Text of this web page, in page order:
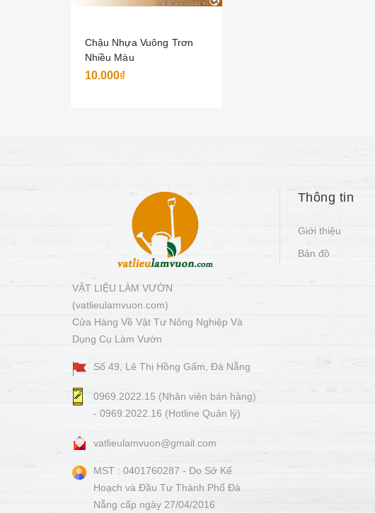
Chậu Nhựa Vuông Trơn
Nhiều Màu
10.000₫
VẬT LIỆU LÀM VƯỜN
(vatlieulamvuon.com)
Cửa Hàng Về Vật Tư Nông Nghiệp Và
Dụng Cụ Làm Vườn
Số 49, Lê Thị Hồng Gấm, Đà Nẵng
0969.2022.15 (Nhân viên bán hàng)
- 0969.2022.16 (Hotline Quản lý)
vatlieulamvuon@gmail.com
MST : 0401760287 - Do Sở Kế
Hoạch và Đầu Tư Thành Phố Đà
Nẵng cấp ngày 27/04/2016
Thông tin
Giới thiệu
Bản đồ